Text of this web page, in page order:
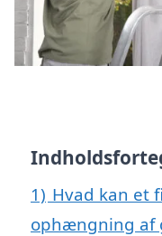
1) Hvad kan et
ophængning af